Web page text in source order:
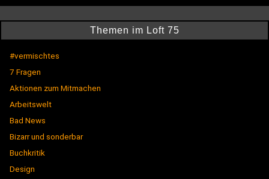
Themen im Loft 75
#vermischtes
7 Fragen
Aktionen zum Mitmachen
Arbeitswelt
Bad News
Bizarr und sonderbar
Buchkritik
Design